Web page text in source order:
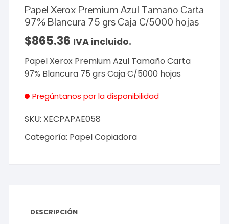
Papel Xerox Premium Azul Tamaño Carta
97% Blancura 75 grs Caja C/5000 hojas
$865.36 IVA incluido.
Papel Xerox Premium Azul Tamaño Carta
97% Blancura 75 grs Caja C/5000 hojas
Pregúntanos por la disponibilidad
SKU: XECPAPAE058
Categoría: Papel Copiadora
DESCRIPCIÓN